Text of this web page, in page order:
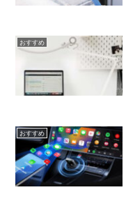
おすすめ
おすすめ